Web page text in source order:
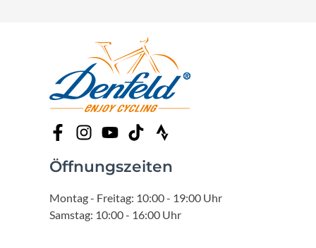
Öffnungszeiten
Montag - Freitag: 10:00 - 19:00 Uhr
Samstag: 10:00 - 16:00 Uhr